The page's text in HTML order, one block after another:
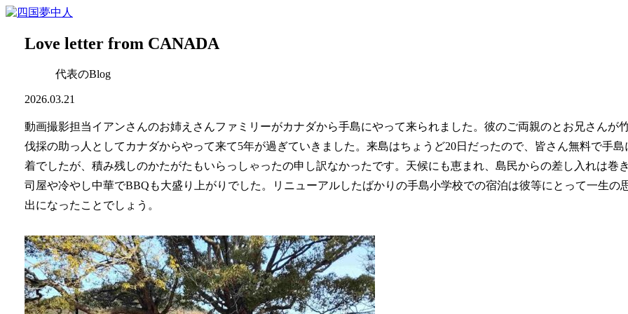
Love letter from CANADA
代表のBlog
2026.03.21
動画撮影担当イアンさんのお姉えさんファミリーがカナダから手島にやって来られました。彼のご両親のとお兄さんが
伐採の助っ人としてカナダからやって来て5年が過ぎていきました。来島はちょうど20日だったので、皆さん無料で手島
着でしたが、積み残しのかたがたもいらっしゃったの申し訳なかったです。天候にも恵まれ、島民からの差し入れは巻
司屋や冷やし中華でBBQも大盛り上がりでした。リニューアルしたばかりの手島小学校での宿泊は彼等にとって一生の
出になったことでしょう。